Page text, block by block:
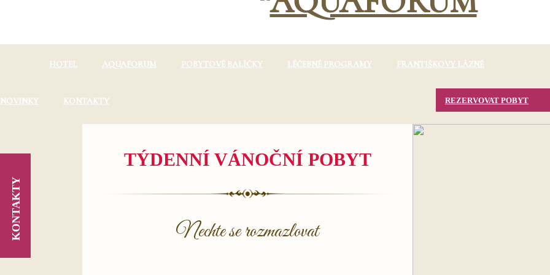
HOTEL AQUAFORUM POBYTOVÉ BALÍČKY LÉČEBNÉ PROGRAMY FRANTIŠKOVY LÁZNĚ
NOVINKY KONTAKTY REZERVOVAT POBYT
KONTAKTY
TÝDENNÍ VÁNOČNÍ POBYT
Nechte serozmazlovat